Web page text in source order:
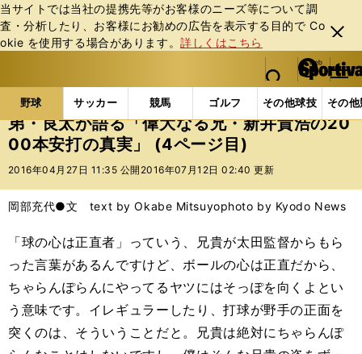
当サイトでは当社の提携先等がお客様のニーズ等について調
査・分析したり、お客様にお勧めの広告を表⽰する⽬的で Co
okie を使⽤する場合があります。詳しくはこちら
閉じ
る
web Sportiva (webスポルティーバ)
検索
マイペ
ー
ジ
メニュ
野球 サッカー 競馬 ゴルフ その他球技 その
b
ス
ポ
ル
バ
野球の記事一覧 プロ野球 弟・良太が語る「偉大な
弟・良太が語る「偉大なる兄・新井貴浩の20
00本安打の真実」 (4ページ目)
2016年04月27日 11:35 公開 2016年07月12日 02:40 更新
岡部充代●文 text by Okabe Mitsuyophoto by Kyodo News
「球の心は正直者」っていう、兄貴が太田監督からもら
った言葉があるんですけど、ボールの心は正直だから、
ちゃらんぽらんにやってるヤツにはそっぽを向くよとい
う意味です。イレギュラーしたり、打球が野手の正面を
突くのは、そういうことだと。兄貴は絶対にちゃらんぽ